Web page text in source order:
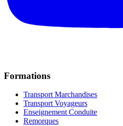
Formations
Transport Marchandises
Transport Voyageurs
Enseignement Conduite
Remorques